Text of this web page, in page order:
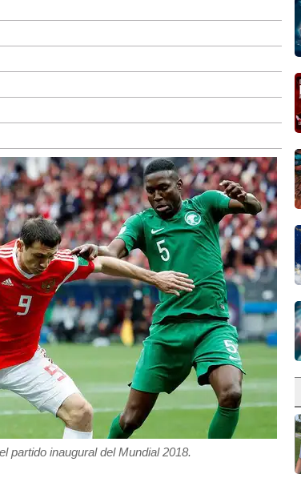
partido inaugural del Mundial 2018.